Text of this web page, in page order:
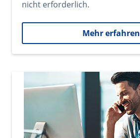
nicht erforderlich.
Mehr erfahren